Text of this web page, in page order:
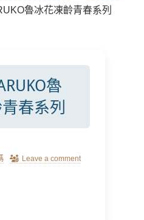
魯冰花凍齡青春系列
魯
春系列
Leave a comment